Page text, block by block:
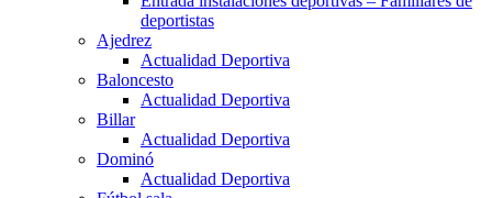
deportistas
Ajedrez
Actualidad Deportiva
Baloncesto
Actualidad Deportiva
Billar
Actualidad Deportiva
Dominó
Actualidad Deportiva